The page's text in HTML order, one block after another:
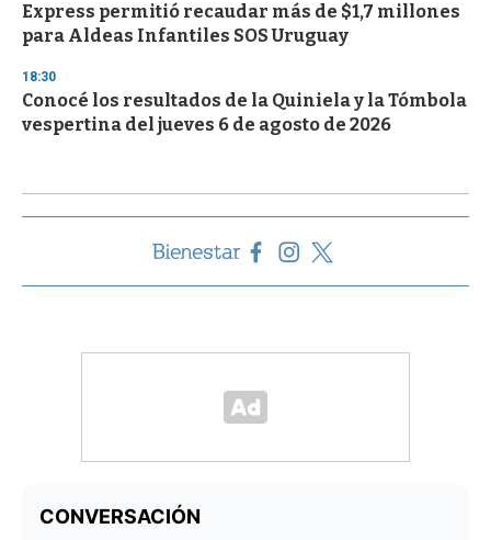
Express permitió recaudar más de $1,7 millones
para Aldeas Infantiles SOS Uruguay
18:30
Conocé los resultados de la Quiniela y la Tómbola
vespertina del jueves 6 de agosto de 2026